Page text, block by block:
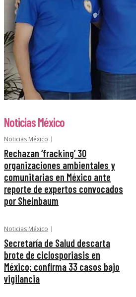
Noticias México
Noticias México
Rechazan ‘fracking’ 30
organizaciones ambientales y
comunitarias en México ante
reporte de expertos convocados
por Sheinbaum
Noticias México
Secretaría de Salud descarta
brote de ciclosporiasis en
México; confirma 33 casos bajo
vigilancia